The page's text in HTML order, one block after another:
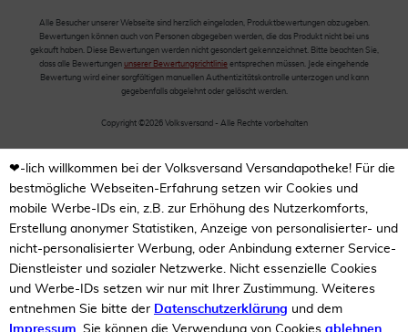
Alle Besucher unserer Webseite sind herzlich eingeladen, Produktbewertungen abzugeben.
Bewertungen können auch von Personen abgegeben werden, die das Produkt nicht bei uns
gekauft haben. Diese Bewertungen werden nicht gesondert gekennzeichnet. Bitte beachten Sie,
dass alle Bewertungen unserer Bewertungsrichtlinie entsprechen müssen. Jede eingehende
Bewertung wird einer sorgfältigen manuellen Authentizitätskontrolle unterzogen und kann
gegebenfalls abgelehnt oder gelöscht werden.
Copyright ©2026 Volksversand - Alle Rechte vorbehalten
❤-lich willkommen bei der Volksversand Versandapotheke! Für die
bestmögliche Webseiten-Erfahrung setzen wir Cookies und
mobile Werbe-IDs ein, z.B. zur Erhöhung des Nutzerkomforts,
Erstellung anonymer Statistiken, Anzeige von personalisierter- und
nicht-personalisierter Werbung, oder Anbindung externer Service-
Dienstleister und sozialer Netzwerke. Nicht essenzielle Cookies
und Werbe-IDs setzen wir nur mit Ihrer Zustimmung. Weiteres
entnehmen Sie bitte der Datenschutzerklärung und dem
Impressum . Sie können die Verwendung von Cookies ablehnen